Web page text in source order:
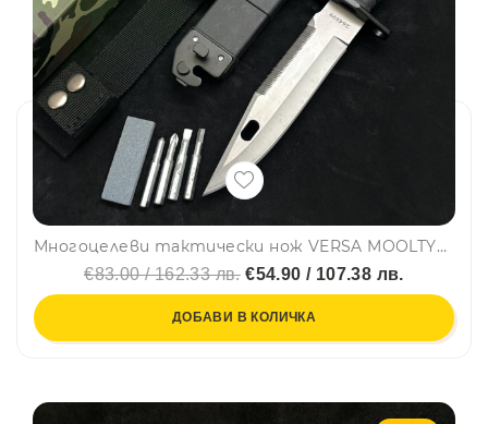
Многоцелеви тактически нож VERSA MOOLTYTOOL байонетза оцеляване, лов, туризъм
€83.00 / 162.33 лв.€54.90 / 107.38 лв.
ДОБАВИ В КОЛИЧКА